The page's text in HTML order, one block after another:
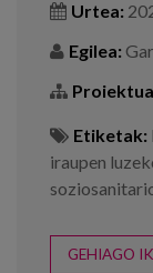
Urtea:
Egilea:
Etiketak:
iraupen
GEHIAGO